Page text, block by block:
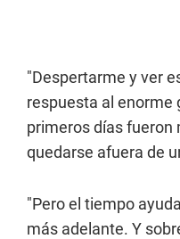
"Despertarme y ver
respuesta al enorme
primeros días fueron
quedarse afuera de
"Pero el tiempo
más adelante. Y